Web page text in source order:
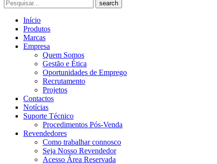
search
Início
Produtos
Marcas
Empresa
Quem Somos
Gestão e Ética
Oportunidades de Emprego
Recrutamento
Projetos
Contactos
Notícias
Suporte Técnico
Procedimentos Pós-Venda
Revendedores
Como trabalhar connosco
Seja Nosso Revendedor
Acesso Área Reservada